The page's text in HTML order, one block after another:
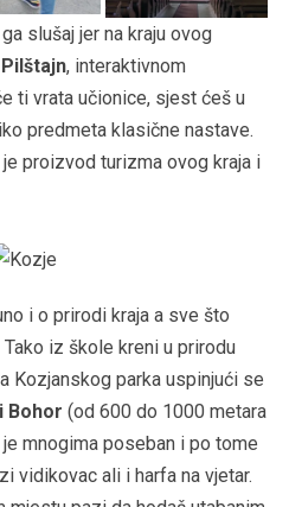
slušaj jer na kraju ovog
, interaktivnom
ti vrata učionice, sjest ćeš u
predmeta klasične nastave.
proizvod turizma ovog kraja i
i o prirodi kraja a sve što
iz škole kreni u prirodu
Kozjanskog parka uspinjući se
Bohor (od 600 do 1000 metara
mnogima poseban i po tome
vidikovac ali i harfa na vjetar.